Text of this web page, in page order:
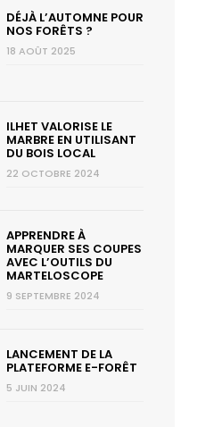
DÉJÀ L’AUTOMNE POUR
NOS FORÊTS ?
18 AOÛT 2025
ILHET VALORISE LE
MARBRE EN UTILISANT
DU BOIS LOCAL
22 OCTOBRE 2024
APPRENDRE À
MARQUER SES COUPES
AVEC L’OUTILS DU
MARTELOSCOPE
9 SEPTEMBRE 2024
LANCEMENT DE LA
PLATEFORME E-FORÊT
5 JUIN 2024